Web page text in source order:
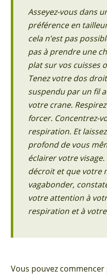
Asseyez-vous dans
préférence en
cela n’est pas
pas à prendre une
plat sur vos cuisses
Tenez votre dos
suspendu par un fil
votre crane.
forcer. Concentrez-
respiration. Et
profond de vous
éclairer votre
décroit et que votre
vagabonder,
votre attention à
respiration et à
Vous pouvez